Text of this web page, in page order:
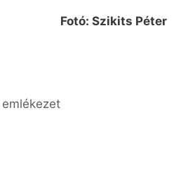
Fotó: Szikits Péter